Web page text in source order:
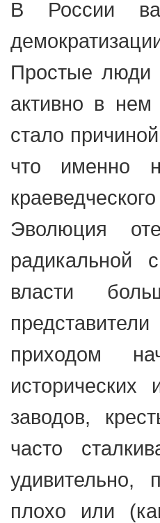
В России
Простые люди
активно в
стало
что именно
Эволюция
радикальной
власти
приходом
заводов,
часто
удивительно,
плохо или